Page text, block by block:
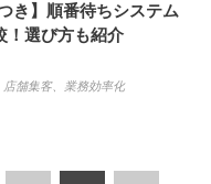
き】順番待ちシステム
！選び方も紹介
店舗集客、 業務効率化